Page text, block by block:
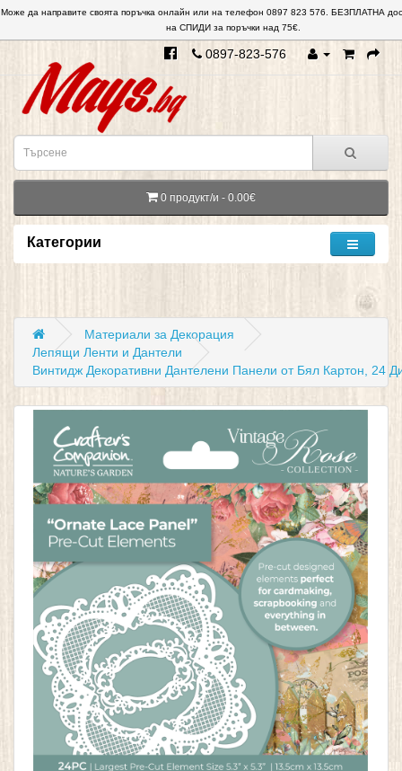
Може да направите своята поръчка онлайн или на телефон 0897 823 576. БЕЗПЛАТНА
на СПИДИ за поръчки над 75€.
0897-823-576
0 продукт/и - 0.00€
Категории
Материали за Декорация
Лепящи Ленти и Дантели
Винтидж Декоративни Дантелени Панели от Бял Картон, 24